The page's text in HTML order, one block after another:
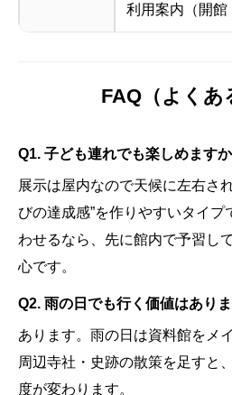
利用案内（開館
FAQ（よくあ
Q1. 子ども連れでも楽しめます
展示は屋内なので天候に左右さ
びの達成感”を作りやすいタイ
わせるなら、先に館内で予習し
心です。
Q2. 雨の日でも行く価値はあり
あります。雨の日は資料館をメ
周辺寺社・史跡の散策を足すと
度が変わります。